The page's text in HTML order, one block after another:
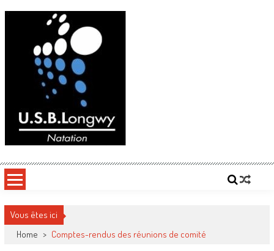
Vous êtes ici
Home > Comptes-rendus des réunions de comité